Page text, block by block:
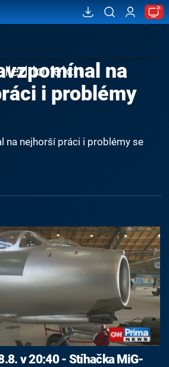
to fetch
na
i problémy
na nejhorší práci i problémy se
v 20:40 - Stíhačka MiG-